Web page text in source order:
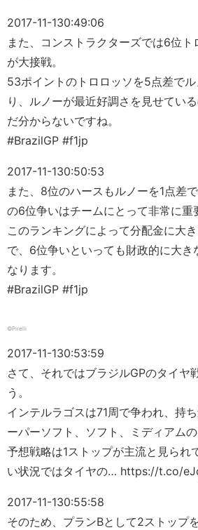
2017-11-130:49:06
また、コンストラクターズでは6位ト
が大接戦。
53ポイントのトロロッソを5点差で
り、ルノーが最近好調さを見せてい
だ分からないですね。
#BrazilGP #f1jp
2017-11-130:50:53
また、8位のハースもルノーを1点差
の6位争いはチームにとって非常に重
このランキングによって分配金に大
で、6位争いといっても財政的に大き
なります。
#BrazilGP #f1jp
©Pirelli
2017-11-130:53:59
さて、それではブラジルGPのタイヤ
う。
インテルラゴスは71周で争われ、持
ーパーソフト、ソフト、ミディアムの
予想戦略は1ストップが主流と見られ
い状況ではタイヤの… https://t.co/
2017-11-130:55:58
そのため、プランBとして2ストップ